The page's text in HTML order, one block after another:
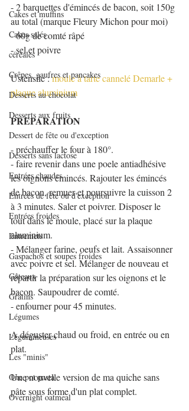
Cakes et muffins
Cakes salés
céréales
Crêpes, gaufres et pancakes
Desserts au chocolat
Desserts aux fruits
Dessert de fête ou d'exception
Desserts sans lactose
Entrées chaudes
Entrées de fête ou d'exception
Entrées froides
Entremets
Gaspachos et soupes froides
Gâteaux
Gratins
Légumes
Légumineuses
Les "minis"
One pot pasta
Overnight oatmeal
- 2 barquettes d'émincés de bacon, soit 150g
au total (marque Fleury Michon pour moi)
- 60g de comté râpé
- sel et poivre
Ustensile : moule à tarte cannelé Demarle +
plaque aluminium
PREPARATION
- préchauffer le four à 180°.
- faire revenir dans une poele antiadhésive
les oignons émincés. Rajouter les émincés
de bacon, remuer et poursuivre la cuisson 2
à 3 minutes. Saler et poivrer. Disposer le
tout dans le moule, placé sur la plaque
aluminium.
- Mélanger farine, oeufs et lait. Assaisonner
avec poivre et sel. Mélanger de nouveau et
répartir la préparation sur les oignons et le
bacon. Saupoudrer de comté.
- enfourner pour 45 minutes.
A déguster chaud ou froid, en entrée ou en
plat.
Une nouvelle version de ma quiche sans
pâte sous forme d'un plat complet.